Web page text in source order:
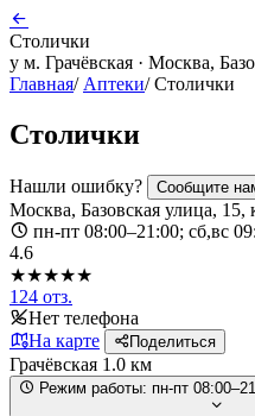
Столички
у м. Грачёвская · Москва,
Главная/ Аптеки/ Столички
Столички
Нашли ошибку? Сообщите
Москва, Базовская улица, 15,
пн-пт 08:00–21:00; сб,вс
4.6
★★★★★
124 отз.
Нет телефона
На карте
Поделиться
Грачёвская 1.0 км
Режим работы: пн-пт